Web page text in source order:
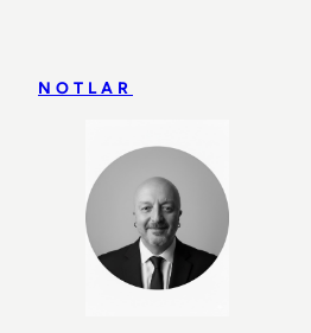
NOTLAR